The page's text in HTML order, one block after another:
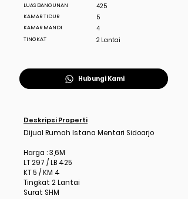
LUAS BANGUNAN
KAMAR TIDUR
KAMAR MANDI
TINGKAT
425
5
4
2 Lantai
Hubungi Kami
Deskripsi Properti
Dijual Rumah Istana Mentari Sidoarjo
Harga : 3,6M
LT 297 / LB 425
KT 5 / KM 4
Tingkat 2 Lantai
Surat SHM